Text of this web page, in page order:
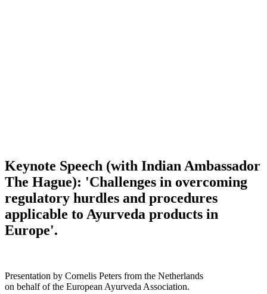
Keynote Speech (with Indian Ambassador
The Hague): 'Challenges in overcoming
regulatory hurdles and procedures
applicable to Ayurveda products in
Europe'.
Presentation by Cornelis Peters from the Netherlands
on behalf of the European Ayurveda Association.